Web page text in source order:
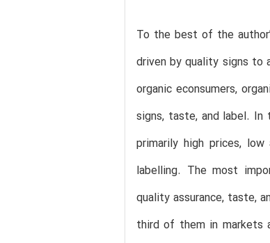
To the best of the
driven by quality signs to
organic econsumers,
signs, taste, and label. In
primarily high prices,
labelling. The most
quality assurance, taste,
third of them in markets